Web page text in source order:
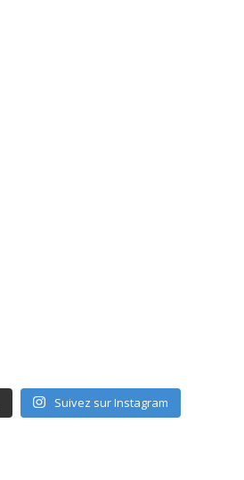
Suivez sur Instagram